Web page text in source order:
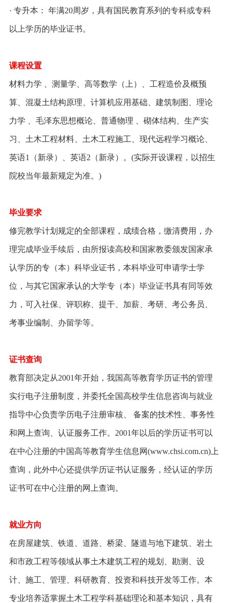
· 专升本： 年满20周岁，具有国民教育系列的专科或专科
以上学历的毕业证书。
课程设置
材料力学 、测量学、高等数学（上）、工程造价及概预
算、混凝土结构原理、计算机应用基础、建筑制图、理论
力学 、毛泽东思想概论、普通物理 、砌体结构、生产实
习、土木工程材料、土木工程施工、现代远程学习概论、
英语1（新录）、英语2（新录）。(实际开设课程，以招生
院校当年最新规定为准。)
毕业要求
修完教学计划规定的全部课程，成绩合格，缴清费用，办
理完成毕业手续后，由所报读高校和国家教委颁发国家承
认学历的专（本）科毕业证书，本科毕业可申请学士学
位，与其它国家承认的大学专（本）毕业证书具有同等效
力，可入社保、评职称、提干、加薪、考研、考公务员、
考事业编制、办留学等。
证书查询
教育部决定从2001年开始，我国高等教育学历证书的管理
实行电子注册制度，并委托全国高校学生信息咨询与就业
指导中心负责学历电子注册审核、 备案的技术性、事务性
和网上查询、认证服务工作。2001年以后的学历证书可以
在中心注册的中国高等教育学生信息网(www.chsi.com.cn)上
查询，此外中心还提供学历证书认证服务，经认证的学历
证书可在中心注册的网上查询。
就业方向
在房屋建筑、铁道、道路、桥梁、隧道与地下建筑、岩土
和市政工程等领域从事土木建筑工程的规划、勘测、设
计、施工、管理、科研教育、投资和科技开发等工作。本
专业培养适掌握土木工程学科基础理论和基本知识，具有